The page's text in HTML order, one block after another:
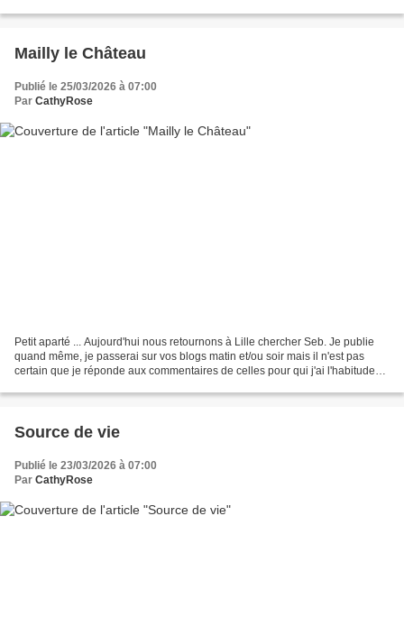
Mailly le Château
Publié le 25/03/2026 à 07:00
Par CathyRose
Petit aparté ... Aujourd'hui nous retournons à Lille chercher Seb. Je publie
quand même, je passerai sur vos blogs matin et/ou soir mais il n'est pas
certain que je réponde aux commentaires de celles pour qui j'ai l'habitude
Source de vie
Publié le 23/03/2026 à 07:00
Par CathyRose